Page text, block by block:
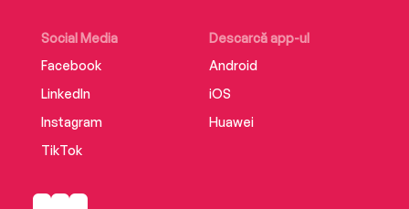
Social Media
Facebook
LinkedIn
Instagram
TikTok
Descarcă app-ul
Android
iOS
Huawei